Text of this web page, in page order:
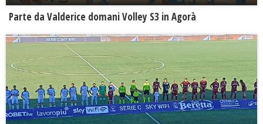
Parte da Valderice domani Volley S3 in Agorà